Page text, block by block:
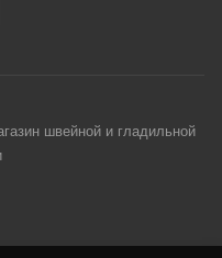
швейной и гладильной